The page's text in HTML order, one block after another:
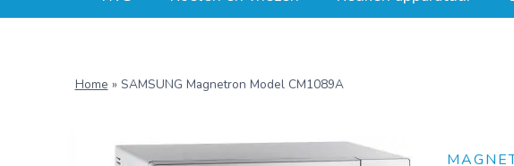
Home » SAMSUNG Magnetron Model CM1089A